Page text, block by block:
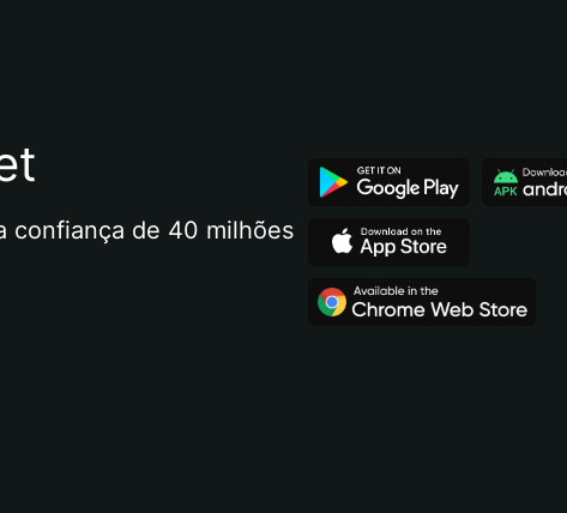
confiança de 40 milhões